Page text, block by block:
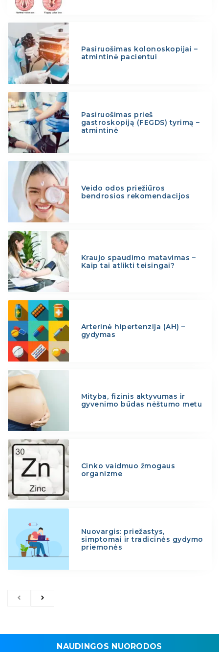
Pasiruošimas kolonoskopijai –
atmintinė pacientui
Pasiruošimas prieš
gastroskopiją (FEGDS) tyrimą –
atmintinė
Veido odos priežiūros
bendrosios rekomendacijos
Kraujo spaudimo matavimas –
Kaip tai atlikti teisingai?
Arterinė hipertenzija (AH) –
gydymas
Mityba, fizinis aktyvumas ir
gyvenimo būdas nėštumo metu
Cinko vaidmuo žmogaus
organizme
Nuovargis: priežastys,
simptomai ir tradicinės gydymo
priemonės
NAUDINGOS NUORODOS